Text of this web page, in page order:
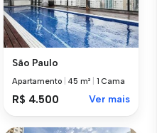
São Paulo
Apartamento 45 m² 1 Cama
R$ 4.500 Ver mais